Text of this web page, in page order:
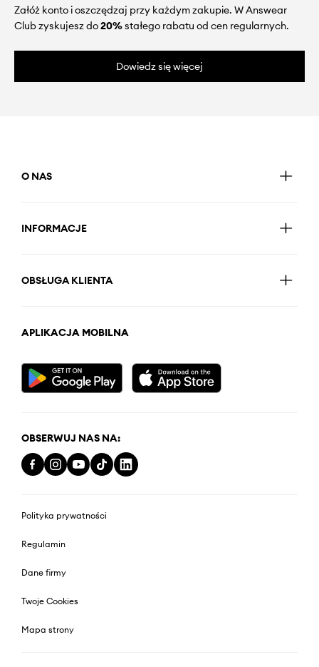
Załóż konto i oszczędzaj przy każdym zakupie. W Answear
Club zyskujesz do20%stałego rabatu od cen regularnych.
Dowiedz się więcej
O NAS
INFORMACJE
OBSŁUGA KLIENTA
APLIKACJA MOBILNA
OBSERWUJ NAS NA:
Polityka prywatności
Regulamin
Dane firmy
Twoje Cookies
Mapa strony